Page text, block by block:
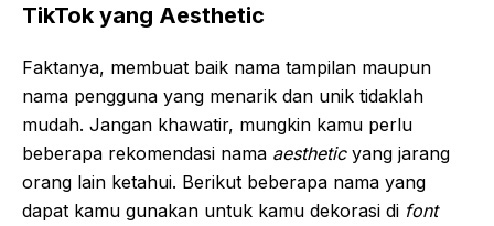
TikTok yang Aesthetic
Faktanya, membuat baik nama tampilan maupun
nama pengguna yang menarik dan unik tidaklah
mudah. Jangan khawatir, mungkin kamu perlu
beberapa rekomendasi nama aestheticyang jarang
orang lain ketahui. Berikut beberapa nama yang
dapat kamu gunakan untuk kamu dekorasi di font